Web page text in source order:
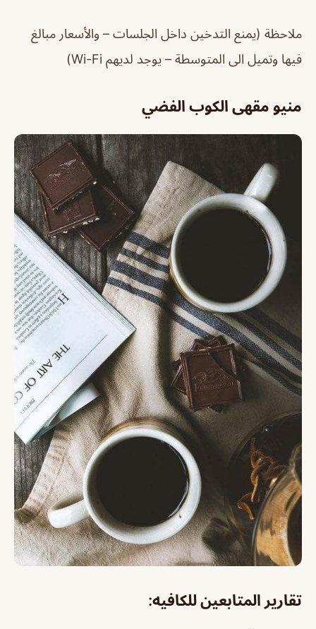
ملاحظة (يمنع التدخين داخل الجلسات – والأسعار مبالغ
فيها وتميل الى المتوسطة – يوجد لديهم Wi-Fi)
منيو مقهى الكوب الفضي
تقارير المتابعين للكافيه: